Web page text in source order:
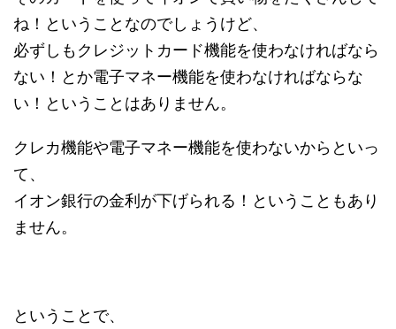
ね！ということなのでしょうけど、
必ずしもクレジットカード機能を使わなければなら
ない！とか電子マネー機能を使わなければならな
い！ということはありません。
クレカ機能や電子マネー機能を使わないからといっ
て、
イオン銀行の金利が下げられる！ということもあり
ません。
ということで、